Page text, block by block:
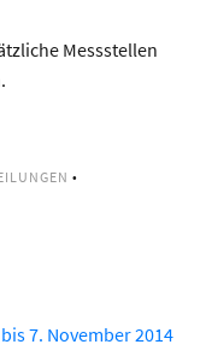
Messstellen
•
7. November 2014